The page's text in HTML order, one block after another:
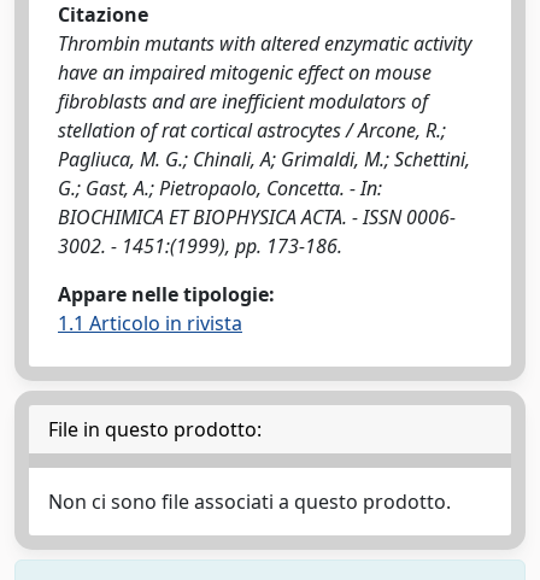
Citazione
Thrombin mutants with altered enzymatic activity
have an impaired mitogenic effect on mouse
fibroblasts and are inefficient modulators of
stellation of rat cortical astrocytes / Arcone, R.;
Pagliuca, M. G.; Chinali, A; Grimaldi, M.; Schettini,
G.; Gast, A.; Pietropaolo, Concetta. - In:
BIOCHIMICA ET BIOPHYSICA ACTA. - ISSN 0006-
3002. - 1451:(1999), pp. 173-186.
Appare nelle tipologie:
1.1 Articolo in rivista
File in questo prodotto:
Non ci sono file associati a questo prodotto.